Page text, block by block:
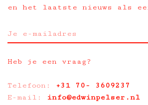
en het laatste nieuws als
Heb je een vraag?
Telefoon: +31 70- 3609237
E-mail:
info@edwinpelser.nl